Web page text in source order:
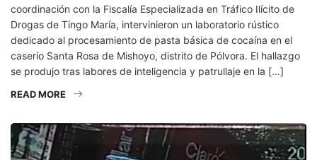
coordinación con la Fiscalía Especializada en Tráfico Ilícito de
Drogas de Tingo María, intervinieron un laboratorio rústico
dedicado al procesamiento de pasta básica de cocaína en el
caserío Santa Rosa de Mishoyo, distrito de Pólvora. El hallazgo
se produjo tras labores de inteligencia y patrullaje en la […]
READ MORE